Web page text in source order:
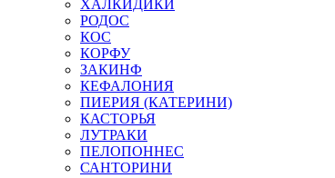
ХАЛКИДИКИ
РОДОС
КОС
КОРФУ
ЗАКИНФ
КЕФАЛОНИЯ
ПИЕРИЯ (КАТЕРИНИ)
КАСТОРЬЯ
ЛУТРАКИ
ПЕЛОПОННЕС
САНТОРИНИ